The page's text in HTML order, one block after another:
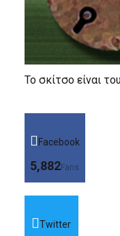
Το σκίτσο είναι
Facebook
5,882Fans
Twitter